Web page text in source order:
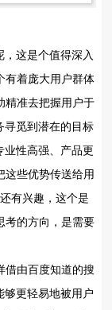
这是个值得深入
有着庞大用户群体
精准去把握用户于
寻觅到潜在的目标
业性高强、产品更
这些优势传送给用
有兴趣，这个是
考的方向，是需要
借由百度知道的搜
够更轻易地被用户